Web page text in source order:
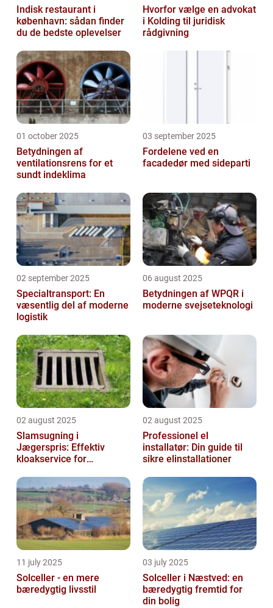
Indisk restaurant i
københavn: sådan finder
du de bedste oplevelser
Hvorfor vælge en advokat
i Kolding til juridisk
rådgivning
01 october 2025
Betydningen af
ventilationsrens for et
sundt indeklima
03 september 2025
Fordelene ved en
facadedør med sideparti
02 september 2025
Specialtransport: En
væsentlig del af moderne
logistik
06 august 2025
Betydningen af WPQR i
moderne svejseteknologi
02 august 2025
Slamsugning i
Jægerspris: Effektiv
kloakservice for
vedligeholdelse
02 august 2025
Professionel el
installatør: Din guide til
sikre elinstallationer
11 july 2025
Solceller - en mere
bæredygtig livsstil
03 july 2025
Solceller i Næstved: en
bæredygtig fremtid for
din bolig